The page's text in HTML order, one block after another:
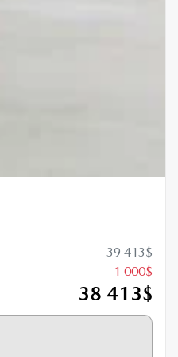
39 413$
1 000$
38 413$